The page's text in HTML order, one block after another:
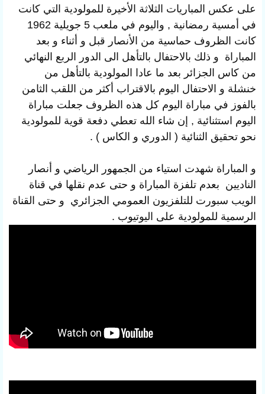
على عكس المباريات الثلاثة الأخيرة للمولودية التي كانت
في أمسية رمضانية ,
واليوم في ملعب 5 جويلية 1962
كانت الظروف حماسية من الأنصار قبل و أثناء و بعد
المباراة و ذلك بالاحتفال بالتأهل الى الدور الربع النهائي
من كاس الجزائر بعد ما عادا المولودية بالتأهل من
خنشلة و الاحتفال اليوم بالاقتراب أكثر من اللقب الثامن
بالفوز في مباراة اليوم كل هذه الظروف جعلت مباراة
اليوم استثنائية , إن شاء الله تعطي دفعة قوية للمولودية
نحو تحقيق الثنائية ( الدوري و الكاس ) .
و المباراة شهدت استياء من الجمهور الرياضي و أنصار
الناديين بعدم تلفزة المباراة و حتى عدم نقلها في قناة
الويب سبورت للتلفزيون العمومي الجزائري و حتى القناة
الرسمية للمولودية على اليوتيوب .